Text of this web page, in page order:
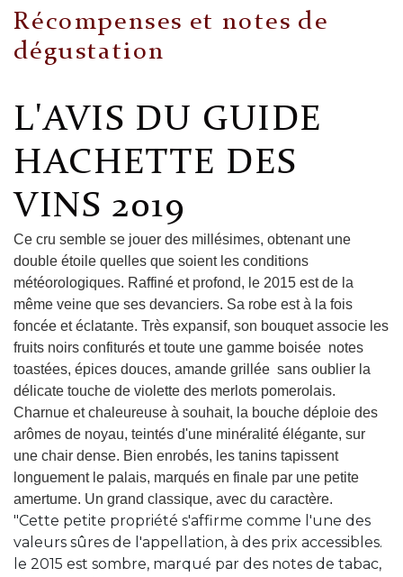
Récompenses et notes de
dégustation
L'AVIS DU GUIDE
HACHETTE DES
VINS 2019
Ce cru semble se jouer des millésimes, obtenant une
double étoile quelles que soient les conditions
météorologiques. Raffiné et profond, le 2015 est de la
même veine que ses devanciers. Sa robe est à la fois
foncée et éclatante. Très expansif, son bouquet associe les
fruits noirs confiturés et toute une gamme boisée notes
toastées, épices douces, amande grillée sans oublier la
délicate touche de violette des merlots pomerolais.
Charnue et chaleureuse à souhait, la bouche déploie des
arômes de noyau, teintés d'une minéralité élégante, sur
une chair dense. Bien enrobés, les tanins tapissent
longuement le palais, marqués en finale par une petite
amertume. Un grand classique, avec du caractère.
"Cette petite propriété s'affirme comme l'une des
valeurs sûres de l'appellation, à des prix accessibles.
le 2015 est sombre, marqué par des notes de tabac,